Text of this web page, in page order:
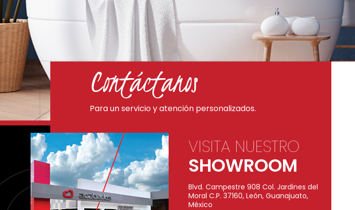
Contáctanos
Para un servicio y atención personalizados.
VISITA NUESTRO
SHOWROOM
Blvd. Campestre 908 Col. Jardines del
Moral C.P. 37160, León, Guanajuato,
México